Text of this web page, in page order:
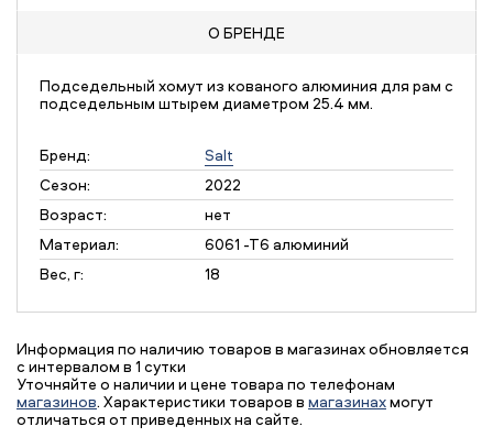
О БРЕНДЕ
Подседельный хомут из кованого алюминия для рам с
подседельным штырем диаметром 25.4 мм.
Бренд:
Salt
Сезон:
2022
Возраст:
нет
Материал:
6061 -T6 алюминий
Вес, г:
18
Информация по наличию товаров в магазинах обновляется
с интервалом в 1 сутки
Уточняйте о наличии и цене товара по телефонам
магазинов. Характеристики товаров в магазинахмогут
отличаться от приведенных на сайте.